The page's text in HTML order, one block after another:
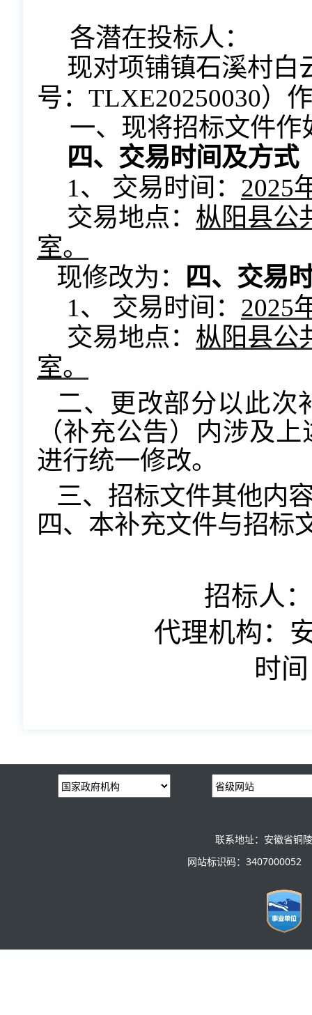
各潜在投标人：
现对项铺镇石溪村白
号： TLXE20250030）
一、现将招标文件作
四、交易时间及方式
1、 交易时间： 2025
交易地点： 枞阳县公
室。
现修改为：
四、 交易
1、 交易时间： 2025
交易地点： 枞阳县公
室。
二、更改部分以此次
（补充公告）内涉及
进行统一修改。
三、招标文件其他内
四、本补充文件与招标
招标人
代理机构：
时
联系地址：安徽省铜
网站标识码：3407000052